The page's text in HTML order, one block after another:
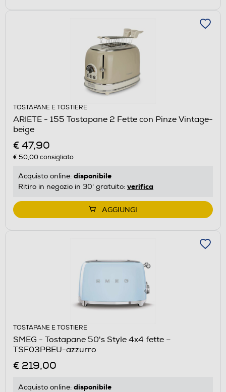
TOSTAPANE E TOSTIERE
ARIETE - 155 Tostapane 2 Fette con Pinze Vintage-
beige
€ 47,90
€ 50,00consigliato
Acquisto online: disponibile
Ritiro in negozio in 30' gratuito: verifica
AGGIUNGI
TOSTAPANE E TOSTIERE
SMEG - Tostapane 50's Style 4x4 fette –
TSF03PBEU-azzurro
€ 219,00
Acquisto online: disponibile